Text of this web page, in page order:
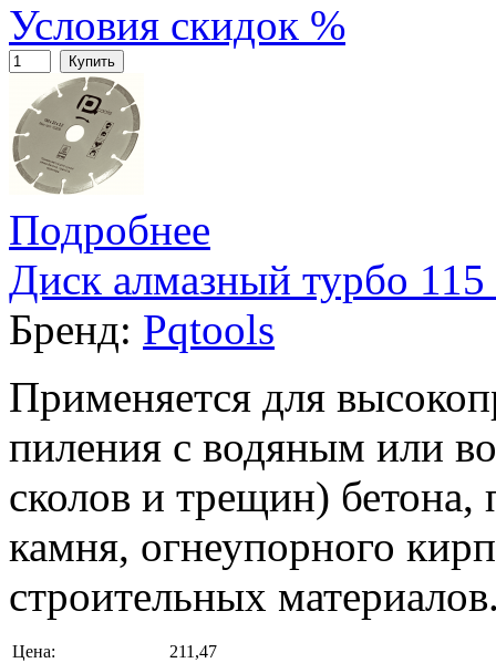
Условия скидок %
Купить
Подробнее
Диск алмазный турбо
Бренд: Pqtools
Применяется для
пиления с водяным или
сколов и трещин) бетона,
камня, огнеупорного
строительных
Цена:
211,47